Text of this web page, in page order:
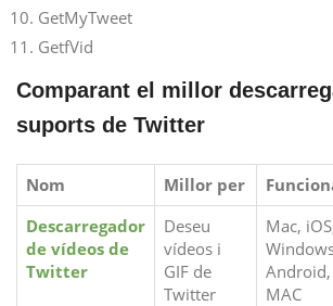
GetMyTweet
GetfVid
Comparant el millor
suports de Twitter
Nom Millor per
Descarregador
de vídeos de
Twitter
Deseu
vídeos i
GIF de
Twitter
Mac,
Android,
MAC